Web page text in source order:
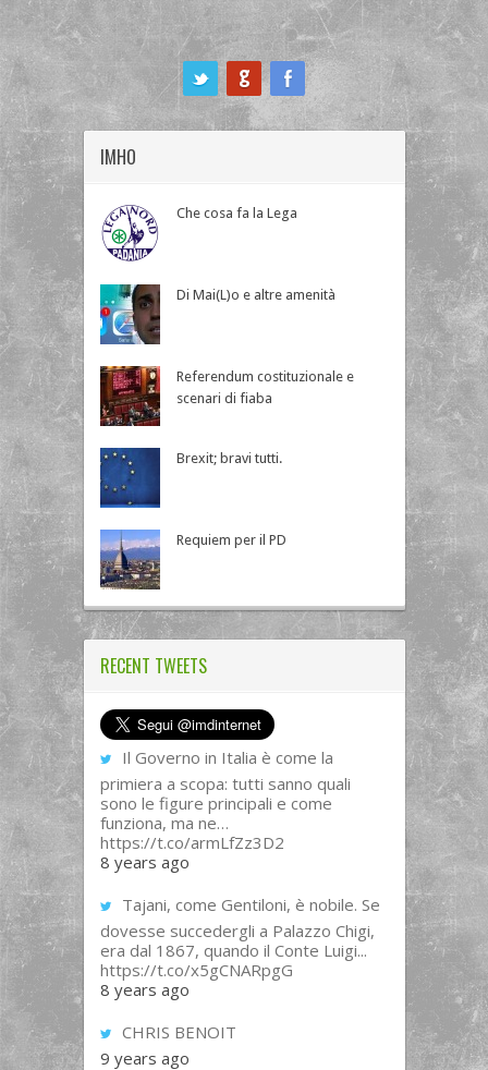
IMHO
Che cosa fa la Lega
Di Mai(L)o e altre amenità
Referendum costituzionale e
scenari di fiaba
Brexit; bravi tutti.
Requiem per il PD
RECENT TWEETS
Il Governo in Italia è come la
primiera a scopa: tutti sanno quali
sono le figure principali e come
funziona, ma ne…
https://t.co/armLfZz3D2
8 years ago
Tajani, come Gentiloni, è nobile. Se
dovesse succedergli a Palazzo Chigi,
era dal 1867, quando il Conte Luigi...
https://t.co/x5gCNARpgG
8 years ago
CHRIS BENOIT
9 years ago